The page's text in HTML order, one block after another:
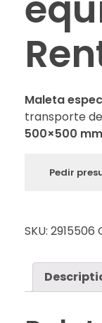
Maleta
transporte
500×500 mm
Pedir
SKU: 2915506